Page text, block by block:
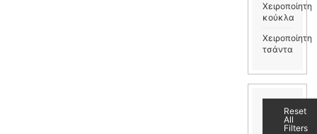
Χειροποίητη
κούκλα
Χειροποίητη
τσάντα
Reset
All
Filters